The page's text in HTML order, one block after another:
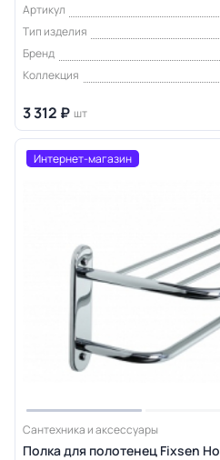
Артикул
Тип изделия
Бренд
Коллекция
3 312 ₽ шт
Интернет-магазин
Сантехника и аксессуары
Полка для полотенец Fixsen